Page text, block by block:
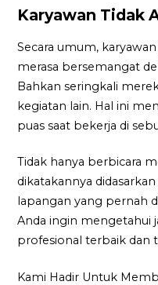
Karyawan Tidak
Secara umum,
merasa bersemangat
Bahkan seringkali
kegiatan lain. Hal ini
puas saat bekerja di
Tidak hanya berbicara
dikatakannya
lapangan yang pernah
Anda ingin mengetahui
profesional terbaik dan
Kami Hadir Untuk